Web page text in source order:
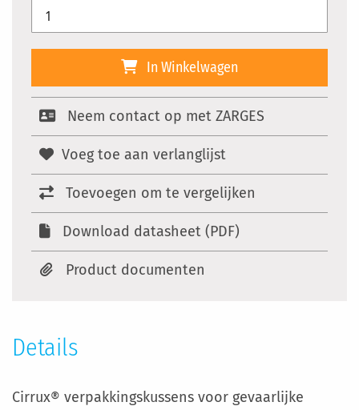
In Winkelwagen
Neem contact op met ZARGES
Voeg toe aan verlanglijst
Toevoegen om te vergelijken
Download datasheet (PDF)
Product documenten
Details
Cirrux® verpakkingskussens voor gevaarlijke